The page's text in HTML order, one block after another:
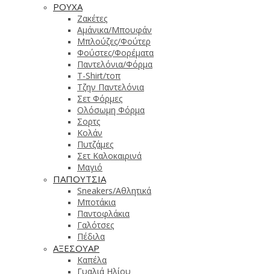
ΡΟΥΧΑ
Ζακέτες
Αμάνικα/Μπουφάν
Μπλούζες/Φούτερ
Φούστες/Φορέματα
Παντελόνια/Φόρμα
T-Shirt/τοπ
Τζην Παντελόνια
Σετ Φόρμες
Ολόσωμη Φόρμα
Σορτς
Κολάν
Πυτζάμες
Σετ Καλοκαιρινά
Μαγιό
ΠΑΠΟΥΤΣΙΑ
Sneakers/Αθλητικά
Μποτάκια
Παντοφλάκια
Γαλότσες
Πέδιλα
ΑΞΕΣΟΥΑΡ
Καπέλα
Γυαλιά Ηλίου